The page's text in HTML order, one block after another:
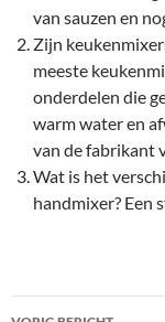
van sauzen en
Zijn
meeste
onderdelen die
warm water en
van de fabrikant
Wat is het
handmixer? Een
Bericht